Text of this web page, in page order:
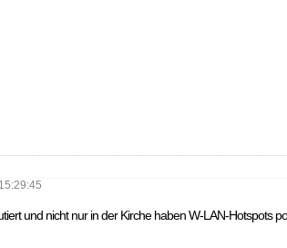
und nicht nur in der Kirche haben W-LAN-Hotspots